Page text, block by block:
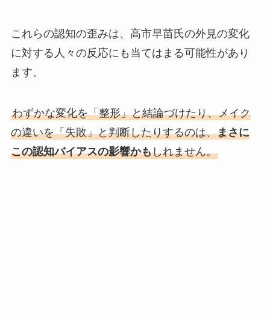
これらの認知の歪みは、高市早苗氏の外見の変化
に対する人々の反応にも当てはまる可能性があり
ます。
わずかな変化を「整形」と結論づけたり、メイク
の違いを「失敗」と判断したりするのは、まさに
この認知バイアスの影響かもしれません。